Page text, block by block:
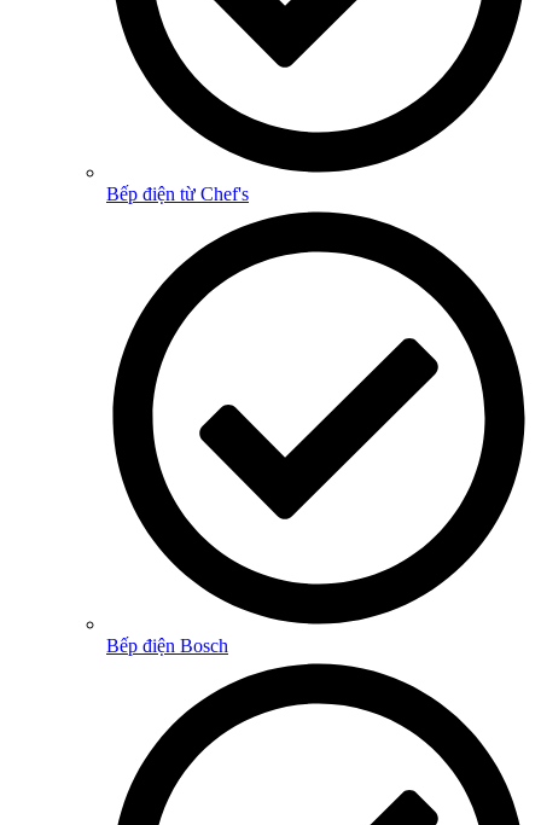
Bếp điện từ Chef's
Bếp điện Bosch